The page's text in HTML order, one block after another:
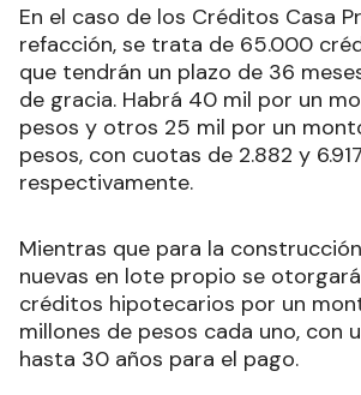
En el caso de los Créditos Casa
refacción, se trata de 65.000
que tendrán un plazo de 36
de gracia. Habrá 40 mil por un
pesos y otros 25 mil por un
pesos, con cuotas de 2.882 y
respectivamente.
Mientras que para la
nuevas en lote propio se
créditos hipotecarios por un
millones de pesos cada uno, con
hasta 30 años para el pago.